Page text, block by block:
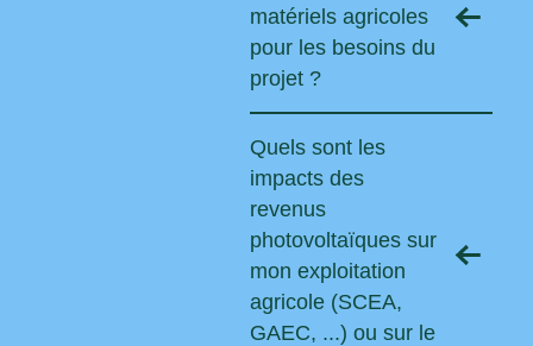
matériels agricoles
pour les besoins du
projet ?
Quels sont les
impacts des
revenus
photovoltaïques sur
mon exploitation
agricole (SCEA,
GAEC, ...) ou sur le